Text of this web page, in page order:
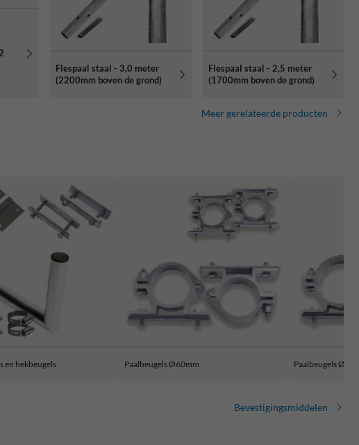
Flespaal staal - 3,0 meter
(2200mm boven de grond)
Flespaal staal - 2,5 meter
(1700mm boven de grond)
Meer gerelateerde producten
en hekbeugels Paalbeugels Ø60mm Paalbeugels
Bevestigingsmiddelen